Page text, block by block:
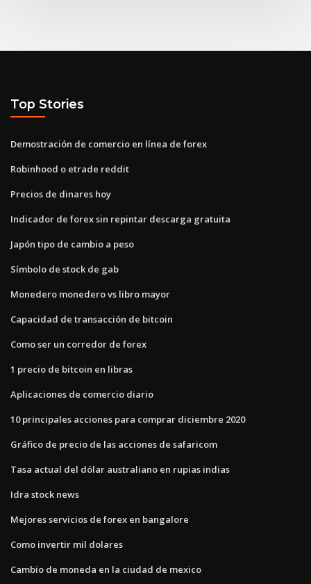
Top Stories
Demostración de comercio en línea de forex
Robinhood o etrade reddit
Precios de dinares hoy
Indicador de forex sin repintar descarga gratuita
Japón tipo de cambio a peso
Símbolo de stock de gab
Monedero monedero vs libro mayor
Capacidad de transacción de bitcoin
Como ser un corredor de forex
1 precio de bitcoin en libras
Aplicaciones de comercio diario
10 principales acciones para comprar diciembre 2020
Gráfico de precio de las acciones de safaricom
Tasa actual del dólar australiano en rupias indias
Idra stock news
Mejores servicios de forex en bangalore
Como invertir mil dolares
Cambio de moneda en la ciudad de mexico